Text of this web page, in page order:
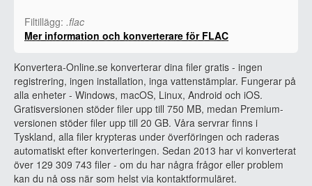
Filtillägg: .flac
Mer information och konverterare för FLAC
Konvertera-Online.se konverterar dina filer gratis - ingen
registrering, ingen installation, inga vattenstämplar. Fungerar på
alla enheter - Windows, macOS, Linux, Android och iOS.
Gratisversionen stöder filer upp till 750 MB, medan Premium-
versionen stöder filer upp till 20 GB. Våra servrar finns i
Tyskland, alla filer krypteras under överföringen och raderas
automatiskt efter konverteringen. Sedan 2013 har vi konverterat
över 129 309 743 filer - om du har några frågor eller problem
kan du nå oss när som helst via kontaktformuläret.